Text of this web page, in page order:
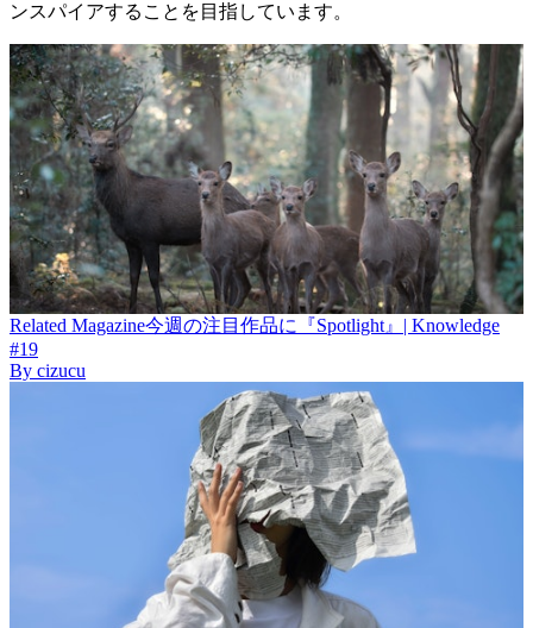
ンスパイアすることを目指しています。
Related Magazine今週の注目作品に『Spotlight』| Knowledge
#19
By cizucu